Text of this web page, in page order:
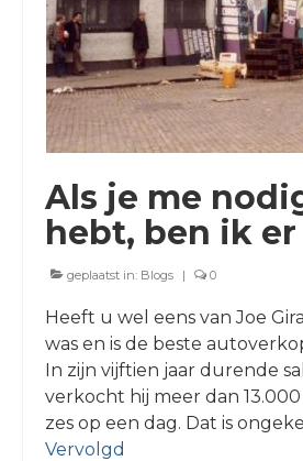
Als je me
hebt, ben ik er
geplaatst in: Blogs | 0
Heeft u wel eens van Joe
was en is de beste
In zijn vijftien jaar durende
verkocht hij meer dan 13.000
zes op een dag. Dat is
Vervolgd